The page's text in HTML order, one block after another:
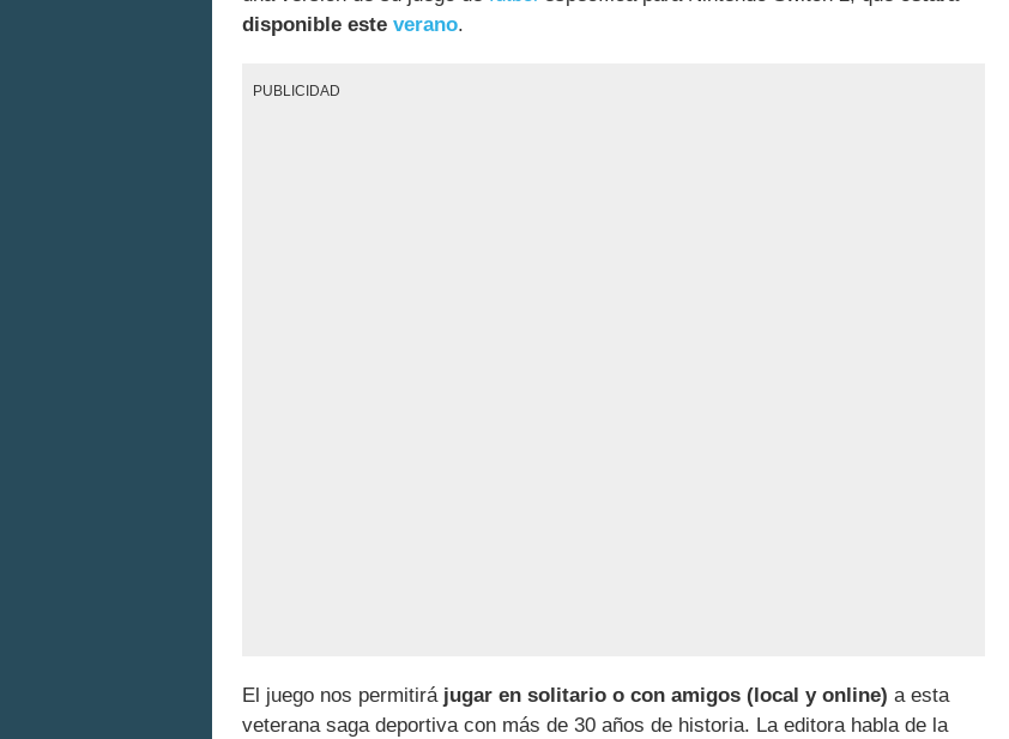
disponible este verano.
PUBLICIDAD
El juego nos permitirá jugar en solitario o con amigos (local y online) a esta
veterana saga deportiva con más de 30 años de historia. La editora habla de la